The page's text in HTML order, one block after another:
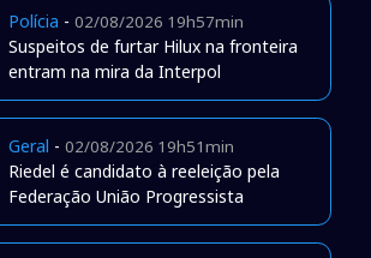
Polícia - 02/08/2026 19h57min
Suspeitos de furtar Hilux na fronteira
entram na mira da Interpol
Geral - 02/08/2026 19h51min
Riedel é candidato à reeleição pela
Federação União Progressista